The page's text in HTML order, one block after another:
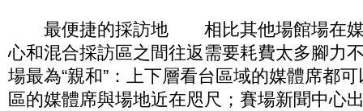
最便捷的採訪地 相比其他場館場在媒
心和混合採訪區之間往返需要耗費太多腳力
場最為“親和”：上下層看台區域的媒體席都
區的媒體席與場地近在咫尺；賽場新聞中心